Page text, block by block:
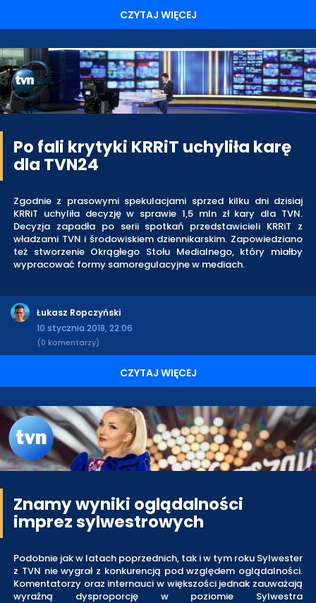
CZYTAJ WIĘCEJ
Po fali krytyki KRRiT uchyliła karę
dla TVN24
Zgodnie z prasowymi spekulacjami sprzed kilku dni dzisiaj
KRRiT uchyliła decyzję w sprawie 1,5 mln zł kary dla TVN.
Decyzja zapadła po serii spotkań przedstawicieli KRRiT z
władzami TVN i środowiskiem dziennikarskim. Zapowiedziano
też stworzenie Okrągłego Stołu Medialnego, który miałby
wypracować formy samoregulacyjne w mediach.
Łukasz Ropczyński
10 stycznia 2018, 22:06
(0 komentarzy)
CZYTAJ WIĘCEJ
Znamy wyniki oglądalności
imprez sylwestrowych
Podobnie jak w latach poprzednich, tak i w tym roku Sylwester
z TVN nie wygrał z konkurencją pod względem oglądalności.
Komentatorzy oraz internauci w większości jednak zauważają
wyraźną dysproporcję w poziomie Sylwestra